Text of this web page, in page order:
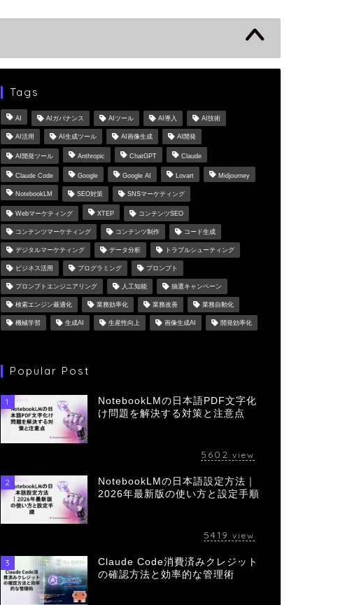
Tags
AI AIガバナンス AIツール AI導入 AI技術
AI活用 AI生成ツール AI画像生成 AI開発
AI開発ツール Anthropic ChatGPT Claude
Claude Code Google Google AI Lovart Midjourney
NotebookLM SEO対策 SNSマーケティング
Webマーケティング XTEP コンテンツSEO
コンテンツマーケティング コンテンツ制作 コード生成
デジタルマーケティング データ分析 トラブルシューティング
ビジネス活用 プログラミング プロンプト
プロンプトエンジニアリング 人工知能 抽選キャンペーン
検索エンジン最適化 業務効率化 業務改善 業務自動化
機械学習 生成AI 生産性向上 画像生成AI 開発効率化
Popular Post
1
NotebookLMの日本語PDF文字化
け問題を解決する対策と注意点
5602 view
2
NotebookLMの日本語設定方法｜
2026年最新版の使い方と設定手順
5419 view
3
Claude Code消費済みクレジット
の確認方法と効率的な管理術